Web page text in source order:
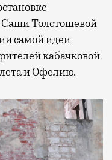
Толстошевой
самой идеи
кабачковой
и Офелию.